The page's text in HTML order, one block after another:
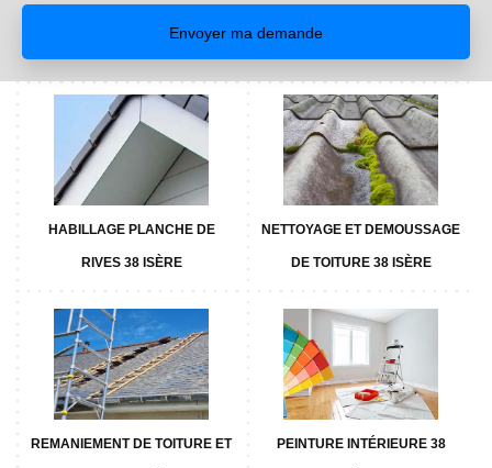
HABILLAGE PLANCHE DE
RIVES 38 ISÈRE
NETTOYAGE ET DEMOUSSAGE
DE TOITURE 38 ISÈRE
REMANIEMENT DE TOITURE ET PEINTURE INTÉRIEURE 38